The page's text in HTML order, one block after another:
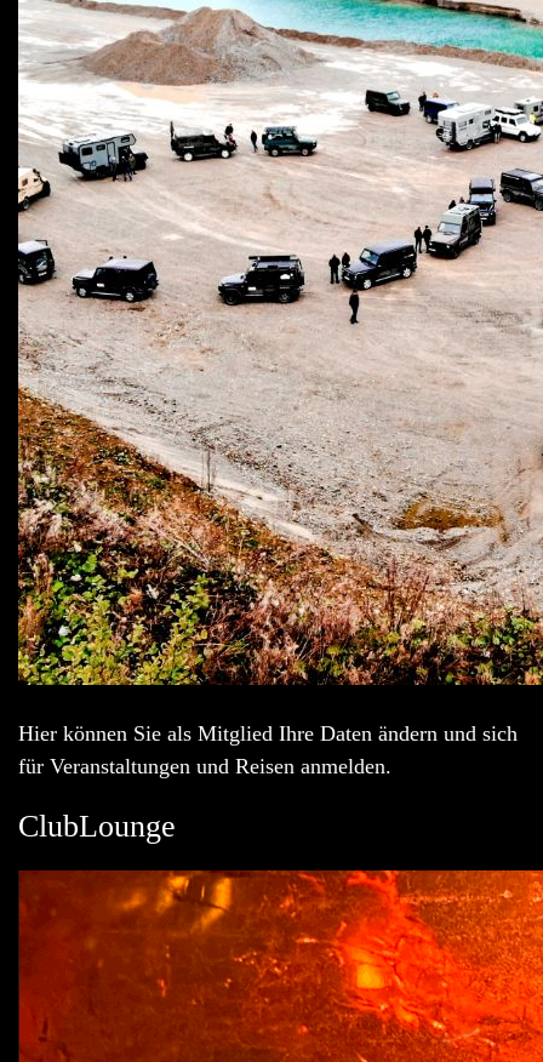
Hier können Sie als Mitglied Ihre Daten ändern und sich
für Veranstaltungen und Reisen anmelden.
ClubLounge